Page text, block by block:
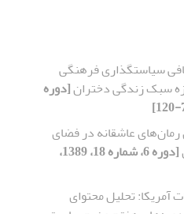
سیاستگذاری فرهنگی
سبک زندگی دختران[دوره
عاشقانه در فضای
[دوره 6، شماره 18، 1389،
آمریکا: تحلیل محتوای